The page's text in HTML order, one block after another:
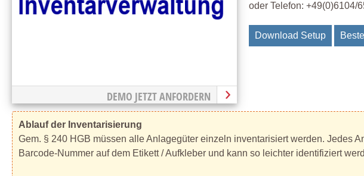
DEMO JETZT ANFORDERN
oder Telefon: +49(0)6104/
Download Setup
Ablauf der Inventarisierung
Gem. § 240 HGB müssen alle Anlagegüter einzeln inventarisiert werden. Jedes
Barcode-Nummer auf dem Etikett / Aufkleber und kann so leichter identifiziert